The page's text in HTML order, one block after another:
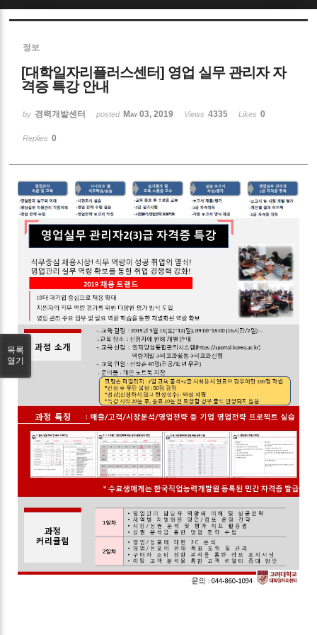
정보
[대학일자리플러스센터] 영업 실무 관리자 자
격증 특강 안내
by 경력개발센터 posted May 03, 2019 Views 4335 Likes 0
Replies 0
목록
열기
Sketchbook5, 스케치북5
Sketchbook5, 스케치북5